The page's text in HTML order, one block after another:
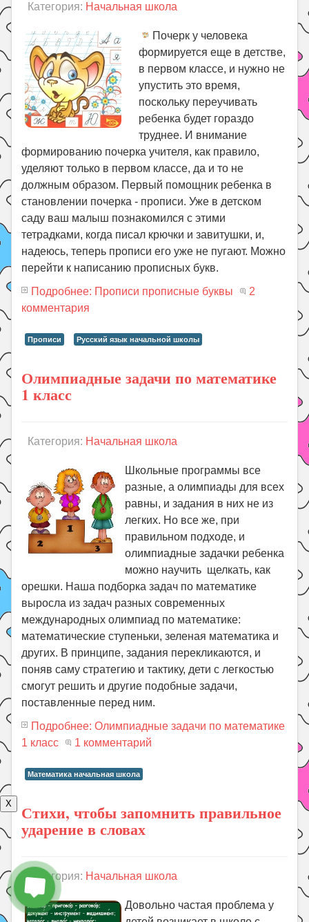
Категория: Начальная школа
Почерк у человека
формируется еще в детстве,
в первом классе, и нужно не
упустить это время,
поскольку переучивать
ребенка будет гораздо
труднее. И внимание
формированию почерка учителя, как правило,
уделяют только в первом классе, да и то не
должным образом. Первый помощник ребенка в
становлении почерка - прописи. Уже в детском
саду ваш малыш познакомился с этими
тетрадками, когда писал крючки и завитушки, и,
надеюсь, теперь прописи его уже не пугают. Можно
перейти к написанию прописных букв.
Подробнее: Прописи прописные буквы
2
комментария
Прописи Русский язык начальной школы
Олимпиадные задачи по математике
1 класс
Категория: Начальная школа
Школьные программы все
разные, а олимпиады для всех
равны, и задания в них не из
легких. Но все же, при
правильном подходе, и
олимпиадные задачки ребенка
можно научить щелкать, как
орешки. Наша подборка задач по математике
выросла из задач разных современных
международных олимпиад по математике:
математические ступеньки, зеленая математика и
других. В принципе, задания перекликаются, и
поняв саму стратегию и тактику, дети с легкостью
смогут решить и другие подобные задачи,
поставленные перед ним.
Подробнее: Олимпиадные задачи по математике
1 класс
1 комментарий
Математика начальная школа
Стихи, чтобы запомнить правильное
ударение в словах
Категория: Начальная школа
Довольно частая проблема у
X